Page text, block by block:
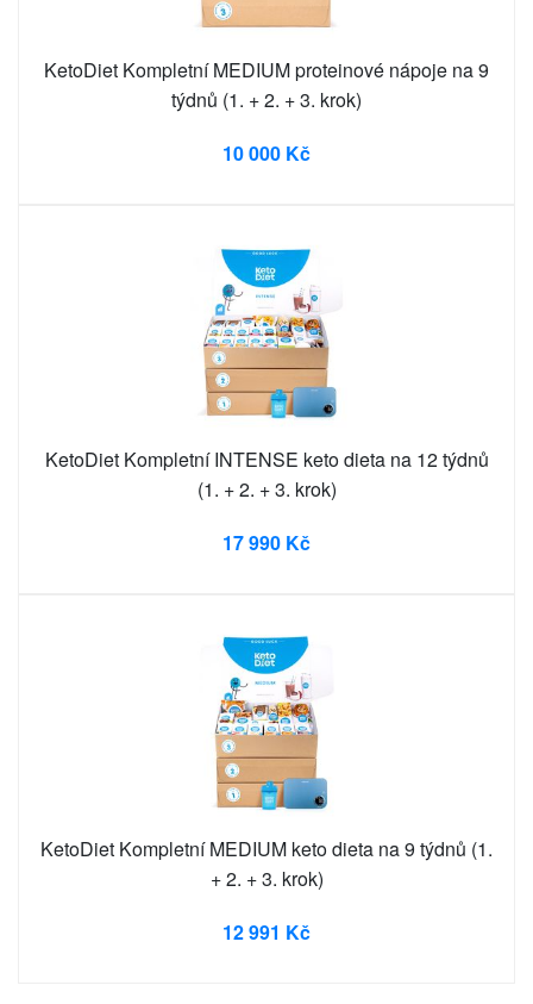
KetoDiet Kompletní MEDIUM proteinové nápoje na 9
týdnů (1. + 2. + 3. krok)
10 000 Kč
KetoDiet Kompletní INTENSE keto dieta na 12 týdnů
(1. + 2. + 3. krok)
17 990 Kč
KetoDiet Kompletní MEDIUM keto dieta na 9 týdnů (1.
+ 2. + 3. krok)
12 991 Kč